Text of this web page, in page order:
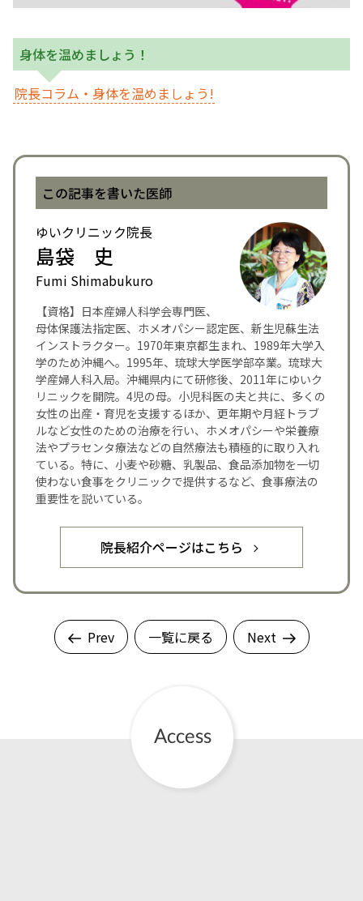
身体を温めましょう！
院長コラム・身体を温めましょう!
この記事を書いた医師
ゆいクリニック院長
島袋 史
Fumi Shimabukuro
【資格】日本産婦人科学会専門医、
母体保護法指定医、ホメオパシー認定医、新生児蘇生法
インストラクター。1970年東京都生まれ、1989年大学入
学のため沖縄へ。1995年、琉球大学医学部卒業。琉球大
学産婦人科入局。沖縄県内にて研修後、2011年にゆいク
リニックを開院。4児の母。小児科医の夫と共に、多くの
女性の出産・育児を支援するほか、更年期や月経トラブ
ルなど女性のための治療を行い、ホメオパシーや栄養療
法やプラセンタ療法などの自然療法も積極的に取り入れ
ている。特に、小麦や砂糖、乳製品、食品添加物を一切
使わない食事をクリニックで提供するなど、食事療法の
重要性を説いている。
院長紹介ページはこちら
Prev 一覧に戻る Next